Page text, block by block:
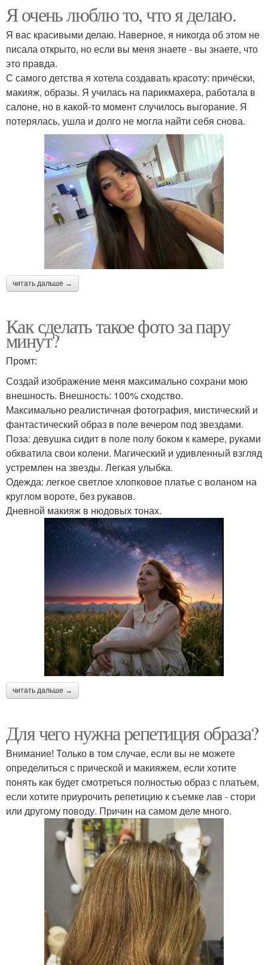
Я очень люблю то, что я делаю.
Я вас красивыми делаю. Наверное, я никогда об этом не
писала открыто, но если вы меня знаете - вы знаете, что
это правда.
С самого детства я хотела создавать красоту: причёски,
макияж, образы. Я училась на парикмахера, работала в
салоне, но в какой-то момент случилось выгорание. Я
потерялась, ушла и долго не могла найти себя снова.
читать дальше →
Как сделать такое фото за пару
минут?
Промт:
Создай изображение меня максимально сохрани мою
внешность. Внешность: 100% сходство.
Максимально реалистичная фотография, мистический и
фантастический образ в поле вечером под звездами.
Поза: девушка сидит в поле полу боком к камере, руками
обхватила свои колени. Магический и удивленный взгляд
устремлен на звезды. Легкая улыбка.
Одежда: легкое светлое хлопковое платье с воланом на
круглом вороте, без рукавов.
Дневной макияж в нюдовых тонах.
читать дальше →
Для чего нужна репетиция образа?
Внимание! Только в том случае, если вы не можете
определиться с прической и макияжем, если хотите
понять как будет смотреться полностью образ с платьем,
если хотите приурочить репетицию к съемке лав - стори
или другому поводу. Причин на самом деле много.